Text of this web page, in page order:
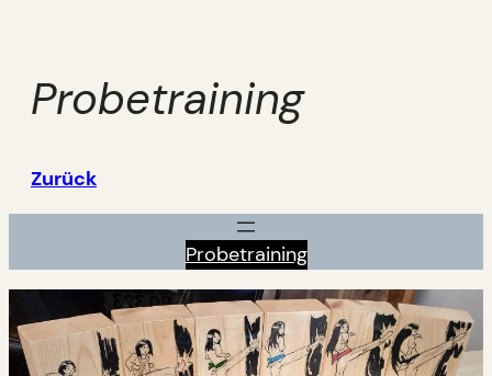
springen
Probetraining
Zurück
Probetraining